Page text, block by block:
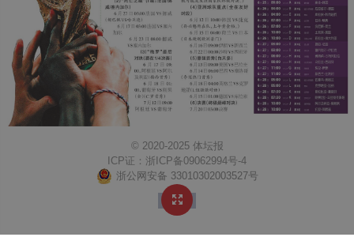
© 2020-2025 体坛报
ICP证： 浙ICP备09062994号-4
浙公网安备 33010302003527号
↑ TOP